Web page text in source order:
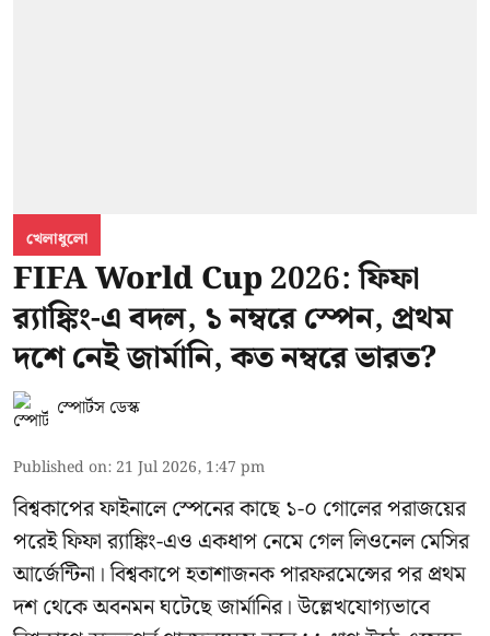
খেলাধুলো
FIFA World Cup 2026: ফিফা
র‍্যাঙ্কিং-এ বদল, ১ নম্বরে স্পেন, প্রথম
দশে নেই জার্মানি, কত নম্বরে ভারত?
স্পোর্টস ডেস্ক
Published on: 21 Jul 2026, 1:47 pm
বিশ্বকাপের ফাইনালে স্পেনের কাছে ১-০ গোলের পরাজয়ের
পরেই ফিফা র‍্যাঙ্কিং-এও একধাপ নেমে গেল লিওনেল মেসির
আর্জেন্টিনা। বিশ্বকাপে হতাশাজনক পারফরমেন্সের পর প্রথম
দশ থেকে অবনমন ঘটেছে জার্মানির। উল্লেখযোগ্যভাবে